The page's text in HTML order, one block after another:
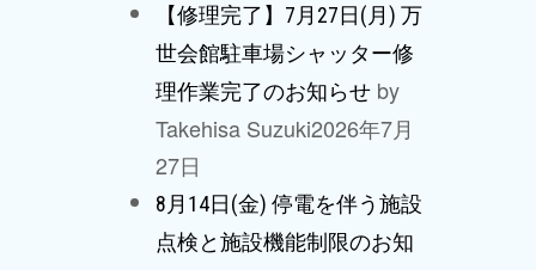
【修理完了】7月27日(月) 万
世会館駐車場シャッター修
理作業完了のお知らせ by
Takehisa Suzuki2026年7月
27日
8月14日(金) 停電を伴う施設
点検と施設機能制限のお知